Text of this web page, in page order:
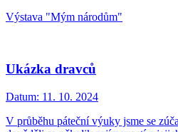
Výstava "Mým národům"
Ukázka dravců
Datum: 11. 10. 2024
V průběhu páteční výuky jsme se